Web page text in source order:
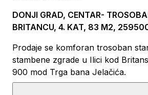
DONJI GRAD, CENTAR-
BRITANCU, 4. KAT, 83 M2,
Prodaje se komforan trosoban
stambene zgrade u Ilici kod
900 mod Trga bana Jelačića.